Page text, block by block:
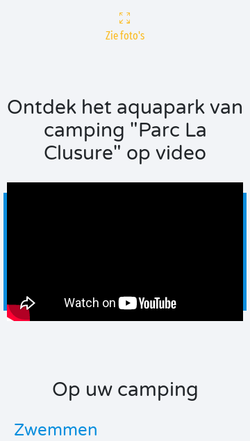
Zie foto's
Ontdek het aquapark van
camping "Parc La
Clusure" op video
Op uw camping
Zwemmen